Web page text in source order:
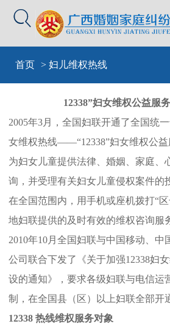

首页 > 妇儿维权热线
12338”妇女维权公益服
2005年3月，全国妇联开通了全国统
女维权热线——“12338”妇女维权公
为妇女儿童提供法律、婚姻、家庭、
询，并受理有关妇女儿童侵权案件的
在全国范围内，用手机或座机拨打“区
地妇联提供的及时有效的维权咨询服
2010年10月全国妇联与中国移动、中
公司联合下发了《关于加强12338妇
设的通知》，要求各级妇联与电信运
制，在全国县（区）以上妇联全部开
12338 热线维权服务对象